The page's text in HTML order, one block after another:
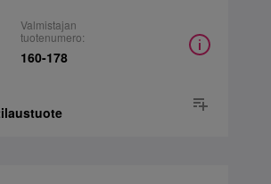
Valmistajan
tuotenumero:
160-178